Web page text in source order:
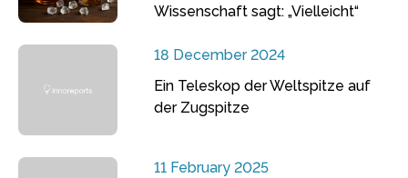
Wissenschaft sagt: „Vielleicht“
18 December 2024
Ein Teleskop der Weltspitze auf
der Zugspitze
11 February 2025